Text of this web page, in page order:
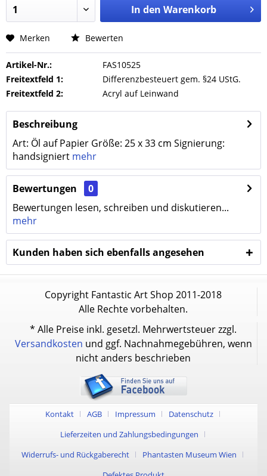
In den Warenkorb
Merken Bewerten
Artikel-Nr.:
FAS10525
Freitextfeld 1:
Differenzbesteuert gem. §24 UStG.
Freitextfeld 2:
Acryl auf Leinwand
Beschreibung
Art: Öl auf Papier Größe: 25 x 33 cm Signierung:
handsigniert mehr
Bewertungen
0
Bewertungen lesen, schreiben und diskutieren...
mehr
Kunden haben sich ebenfalls angesehen
Copyright Fantastic Art Shop 2011-2018
Alle Rechte vorbehalten.
* Alle Preise inkl. gesetzl. Mehrwertsteuer zzgl.
Versandkosten und ggf. Nachnahmegebühren, wenn
nicht anders beschrieben
Kontakt AGB Impressum
Datenschutz
Lieferzeiten und Zahlungsbedingungen
Widerrufs- und Rückgaberecht
Phantasten Museum Wien